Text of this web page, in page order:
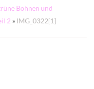
Bohnen und
2 » IMG_0322[1]